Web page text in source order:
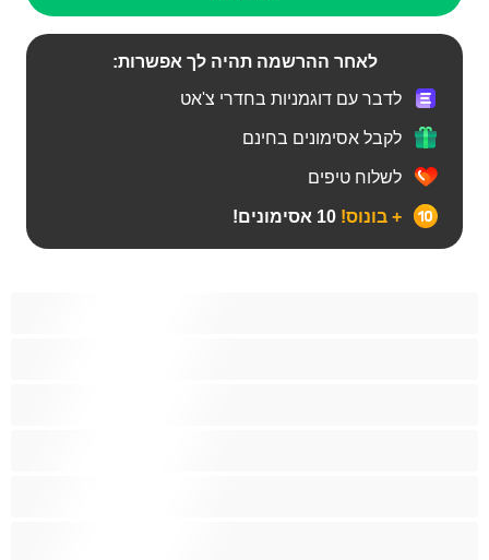
לאחר ההרשמה תהיה לך אפשרות:
לדבר עם דוגמניות בחדרי צ'אט
לקבל אסימונים בחינם
לשלוח טיפים
+ בונוס!